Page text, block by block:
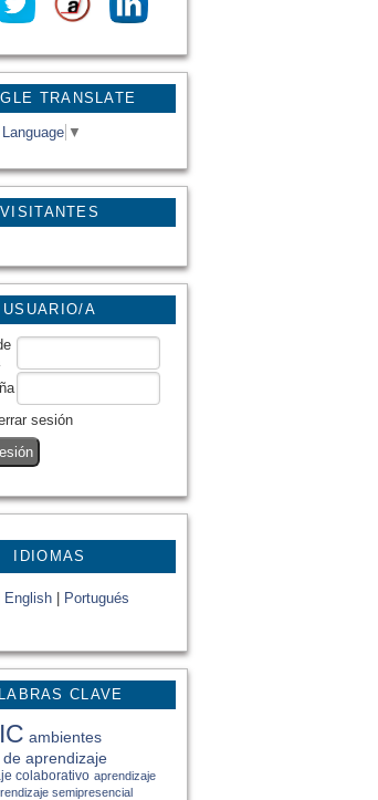
TRANSLATE
▼
VISITANTES
USUARIO/A
sesión
IDIOMAS
English Portugués
CLAVE
ambientes
aprendizaje
colaborativo aprendizaje
semipresencial